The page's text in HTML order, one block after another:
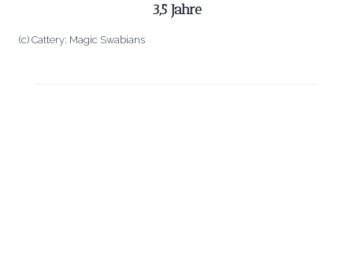
3,5 Jahre
(c) Cattery: Magic Swabians